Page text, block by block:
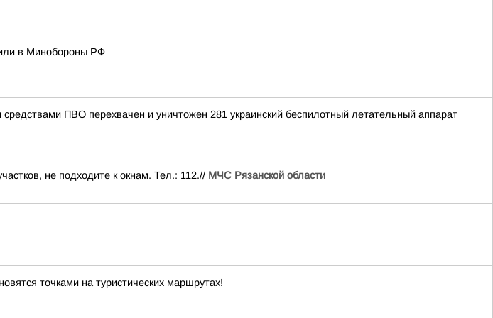
в Минобороны РФ
ПВО перехвачен и уничтожен 281 украинский беспилотный летательный аппарат
не подходите к окнам. Тел.: 112.// МЧС Рязанской области
точками на туристических маршрутах!